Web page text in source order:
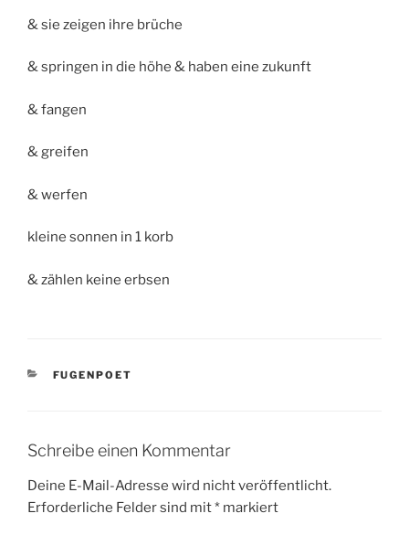
& sie zeigen ihre brüche
& springen in die höhe & haben eine zukunft
& fangen
& greifen
& werfen
kleine sonnen in 1 korb
& zählen keine erbsen
KATEGORIEN
FUGENPOET
Schreibe einen Kommentar
Deine E-Mail-Adresse wird nicht veröffentlicht.
Erforderliche Felder sind mit* markiert